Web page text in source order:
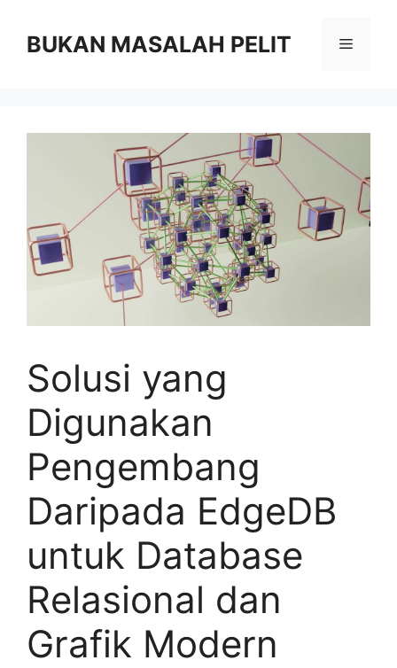
contentBUKAN MASALAH PELIT Menu
Solusi yang
Digunakan
Pengembang
Daripada EdgeDB
untuk Database
Relasional dan
Grafik Modern